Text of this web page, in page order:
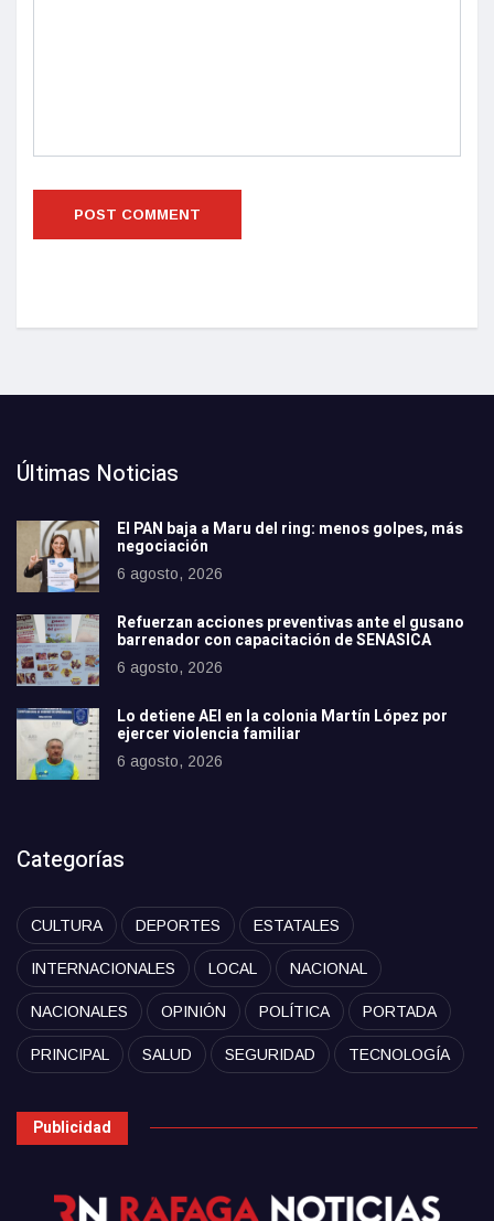
Últimas Noticias
El PAN baja a Maru del ring: menos golpes, más
negociación
6 agosto, 2026
Refuerzan acciones preventivas ante el gusano
barrenador con capacitación de SENASICA
6 agosto, 2026
Lo detiene AEI en la colonia Martín López por
ejercer violencia familiar
6 agosto, 2026
Categorías
CULTURA DEPORTES ESTATALES
INTERNACIONALES LOCAL NACIONAL
NACIONALES OPINIÓN POLÍTICA PORTADA
PRINCIPAL SALUD SEGURIDAD TECNOLOGÍA
Publicidad